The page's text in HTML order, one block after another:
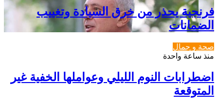
فرنجية يحذر من خرق السيادة وتغييب
الضمانات
صحة و جمال
منذ ساعة واحدة
اضطرابات النوم الليلي وعواملها الخفية غير
المتوقعة